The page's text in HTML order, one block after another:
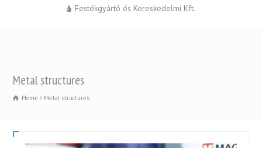
Festékgyártó és Kereskedelmi Kft.
Metal structures
Home Metal structures